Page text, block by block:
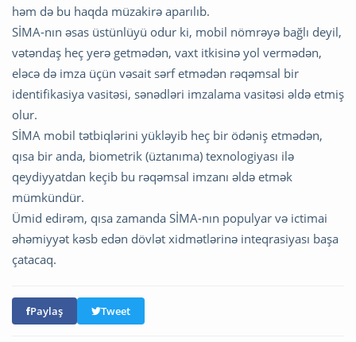
həm də bu haqda müzakirə aparılıb.
SİMA-nın əsas üstünlüyü odur ki, mobil nömrəyə bağlı deyil,
vətəndaş heç yerə getmədən, vaxt itkisinə yol vermədən,
eləcə də imza üçün vəsait sərf etmədən rəqəmsal bir
identifikasiya vasitəsi, sənədləri imzalama vasitəsi əldə etmiş
olur.
SİMA mobil tətbiqlərini yükləyib heç bir ödəniş etmədən,
qısa bir anda, biometrik (üztanıma) texnologiyası ilə
qeydiyyatdan keçib bu rəqəmsal imzanı əldə etmək
mümkündür.
Ümid edirəm, qısa zamanda SİMA-nın populyar və ictimai
əhəmiyyət kəsb edən dövlət xidmətlərinə inteqrasiyası başa
çatacaq.
Paylaş Tweet